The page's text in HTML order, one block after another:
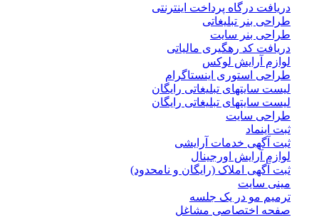
دریافت درگاه پرداخت اینترنتی
طراحی بنر تبلیغاتی
طراحی بنر سایت
دریافت کد رهگیری مالیاتی
لوازم آرایش لوکس
طراحی استوری اینستاگرام
لیست سایتهای تبلیغاتی رایگان
لیست سایتهای تبلیغاتی رایگان
طراحی سایت
ثبت اینماد
ثبت آگهی خدمات آرایشی
لوازم آرایش اورجینال
ثبت آگهی املاک (رایگان و نامحدود)
مینی سایت
ترمیم مو در یک جلسه
صفحه اختصاصی مشاغل